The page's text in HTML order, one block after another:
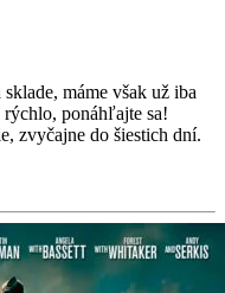
máme však už iba
ponáhľajte sa!
zvyčajne do šiestich dní.